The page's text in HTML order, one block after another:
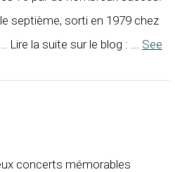
septième, sorti en 1979 chez
Lire la suite sur le blog :
See
concerts mémorables